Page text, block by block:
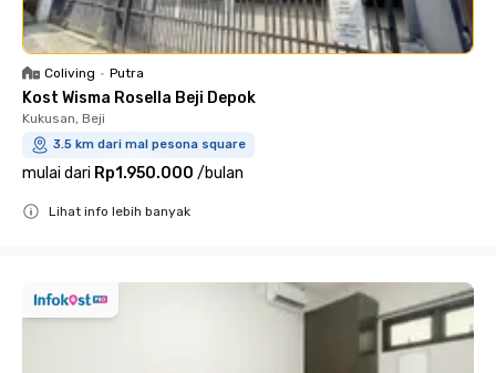
Coliving • Putra
Kost Wisma Rosella Beji Depok
Kukusan, Beji
3.5 km dari mal pesona square
mulai dari Rp1.950.000 /bulan
Lihat info lebih banyak